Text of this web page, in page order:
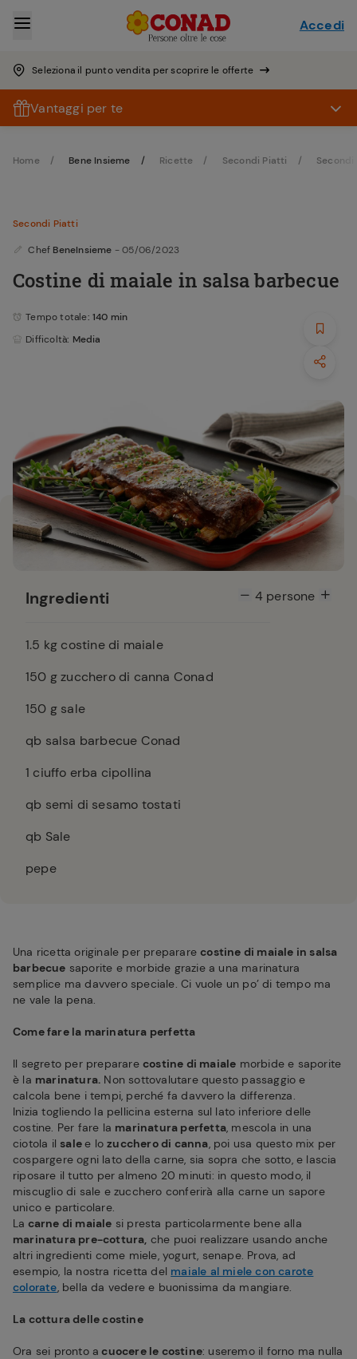
Seleziona il punto vendita per scoprire le offerte
Accedi
Vantaggi per te
Home Bene Insieme Ricette Secondi Piatti
Secondi Piatti
Chef BeneInsieme - 05/06/2023
Costine di maiale in salsa barbecue
Tempo totale: 140 min
Difficoltà: Media
Ingredienti 4persone
1.5 kg costine di maiale
150 g zucchero di canna Conad
150 g sale
qb salsa barbecue Conad
1 ciuffo erba cipollina
qb semi di sesamo tostati
qb Sale
pepe
Una ricetta originale per prepararecostine di maiale in salsa
barbecue saporite e morbide grazie a una marinatura
semplice ma davvero speciale. Ci vuole un po’ di tempo ma
ne vale la pena.
Come fare la marinatura perfetta
Il segreto per preparare costine di maiale morbide e saporite
è la marinatura. Non sottovalutare questo passaggio e
calcola bene i tempi, perché fa davvero la differenza.
Inizia togliendo la pellicina esterna sul lato inferiore delle
costine. Per fare la marinatura perfetta, mescola in una
ciotola il salee lozucchero di canna, poi usa questo mix per
cospargere ogni lato della carne, sia sopra che sotto, e lascia
riposare il tutto per almeno 20 minuti: in questo modo, il
miscuglio di sale e zucchero conferirà alla carne un sapore
unico e particolare.
La carne di maiale si presta particolarmente bene alla
marinatura pre-cottura, che puoi realizzare usando anche
altri ingredienti come miele, yogurt, senape. Prova, ad
esempio, la nostra ricetta del maiale al miele con carote
colorate, bella da vedere e buonissima da mangiare.
La cottura delle costine
Ora sei pronto a cuocere le costine: useremo il forno ma nulla